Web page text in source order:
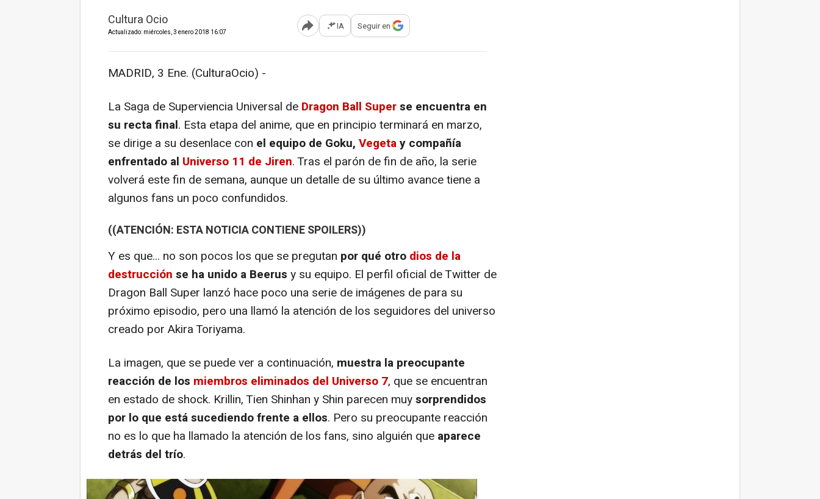
Cultura Ocio
Actualizado: miércoles, 3 enero 2018 16:07 Abrir opciones para compartir
IA Seguir en
MADRID, 3 Ene. (CulturaOcio) -
La Saga de Superviencia Universal de Dragon Ball Superse encuentra en
su recta final. Esta etapa del anime, que en principio terminará en marzo,
se dirige a su desenlace con el equipo de Goku, Vegetay compañía
enfrentado al Universo 11 de Jiren. Tras el parón de fin de año, la serie
volverá este fin de semana, aunque un detalle de su último avance tiene a
algunos fans un poco confundidos.
((ATENCIÓN: ESTA NOTICIA CONTIENE SPOILERS))
Y es que... no son pocos los que se pregutan por qué otro dios de la
destrucción se ha unido a Beerus y su equipo. El perfil oficial de Twitter de
Dragon Ball Super lanzó hace poco una serie de imágenes de para su
próximo episodio, pero una llamó la atención de los seguidores del universo
creado por Akira Toriyama.
La imagen, que se puede ver a continuación, muestra la preocupante
reacción de los miembros eliminados del Universo 7, que se encuentran
en estado de shock. Krillin, Tien Shinhan y Shin parecen muysorprendidos
por lo que está sucediendo frente a ellos. Pero su preocupante reacción
no es lo que ha llamado la atención de los fans, sino alguién que aparece
detrás del trío.